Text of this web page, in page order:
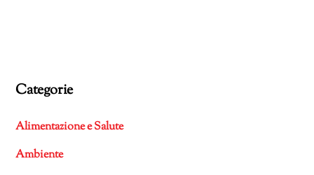
Categorie
Alimentazione e Salute
Ambiente